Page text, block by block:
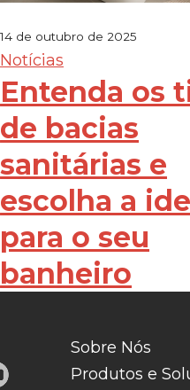
14 de outubro de 2025
Notícias
Entenda os
de bacias
sanitárias e
escolha a
para o seu
banheiro
Sobre Nós
Produtos e